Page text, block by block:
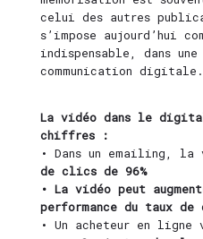
celui des autres
s’impose aujourd’hui
indispensable, dans
communication digitale.
La vidéo dans le
chiffres :
• Dans un emailing, la
de clics de 96%
• La vidéo peut
performance du taux
• Un acheteur en ligne